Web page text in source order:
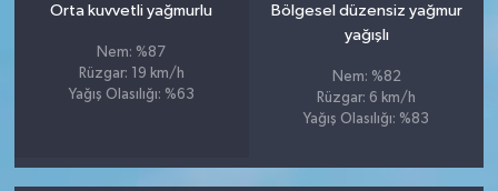
Orta kuvvetli yağmurlu
Nem: %87
Rüzgar: 19 km/h
Yağış Olasılığı: %63
Bölgesel düzensiz yağmur
yağışlı
Nem: %82
Rüzgar: 6 km/h
Yağış Olasılığı: %83